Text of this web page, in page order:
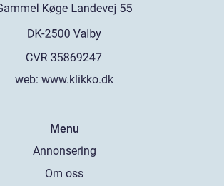
web: www.klikko.dk
Menu
Annonsering
Om oss